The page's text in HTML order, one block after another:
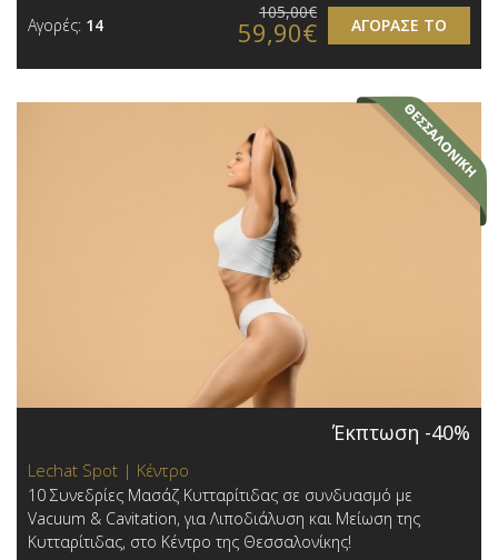
Αγορές: 14 ΑΓΟΡΑΣΕ ΤΟ
105,00€
59,90€
Έκπτωση -40%
Lechat Spot | Κέντρο
10 Συνεδρίες Μασάζ Κυτταρίτιδας σε συνδυασμό με
Vacuum & Cavitation, για Λιποδιάλυση και Μείωση της
Κυτταρίτιδας, στο Κέντρο της Θεσσαλονίκης!